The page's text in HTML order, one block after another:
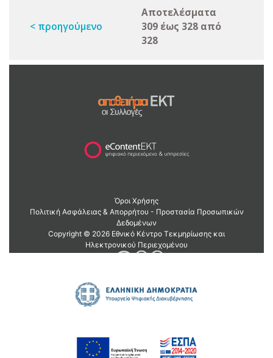
< προηγούμενο
Αποτελέσματα
309 έως 328 από
328